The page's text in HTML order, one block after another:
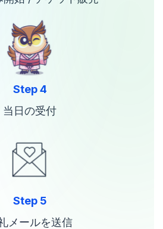
Step 4
当日の受付
Step 5
メールを送信